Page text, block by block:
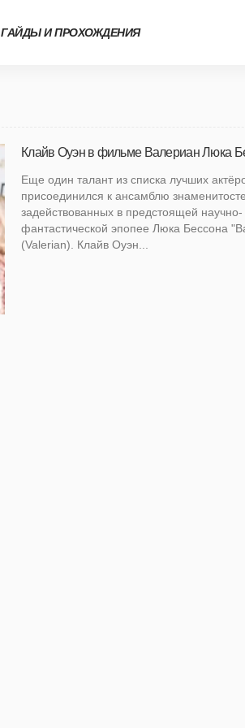
ГАЙДЫ И ПРОХОЖДЕНИЯ
Клайв Оуэн в фильме Валериан Люка
Еще один талант из списка лучших
присоединился к ансамблю
задействованных в предстоящей научно-
фантастической эпопее Люка Бессона
(Valerian). Клайв Оуэн...